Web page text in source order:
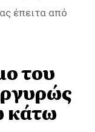
έπειτα από
του
κάτω